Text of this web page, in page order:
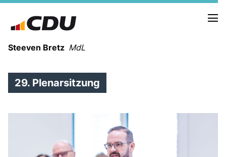
Steeven Bretz MdL
VITA
WAHLKREISBESUCHE
PRESSEFOTOS
29. Plenarsitzung